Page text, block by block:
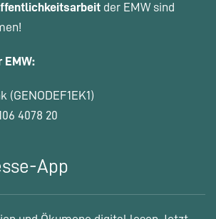
der EMW sind
EMW:
(GENODEF1EK1)
4078 20
App